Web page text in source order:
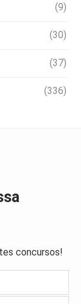
(9)
(30)
(37)
(336)
concursos!